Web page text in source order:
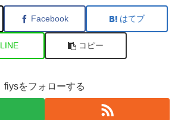
Facebook はてブ
LINE コピー
fiysをフォローする